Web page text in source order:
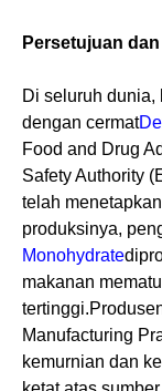
Persetujuan
Di seluruh dunia,
dengan cermat
Food and Drug
Safety Authority
telah
produksinya,
Monohydrate
makanan
Manufacturing
kemurnian dan